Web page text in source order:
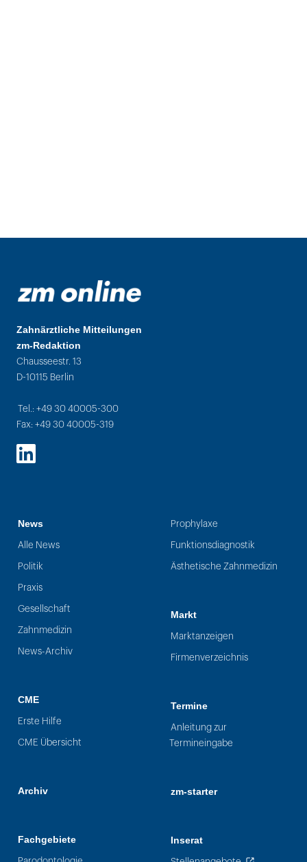
Zahnärztliche Mitteilungen
zm-Redaktion
Chausseestr. 13
D-10115 Berlin
Tel.: +49 30 40005-300
Fax: +49 30 40005-319
LinkedIn
News
Alle News
Politik
Praxis
Gesellschaft
Zahnmedizin
News-Archiv
CME
Erste Hilfe
CME Übersicht
Archiv
Fachgebiete
Prophylaxe
Funktionsdiagnostik
Ästhetische Zahnmedizin
Markt
Marktanzeigen
Firmenverzeichnis
Termine
Anleitung zur
Termineingabe
zm-starter
Inserat